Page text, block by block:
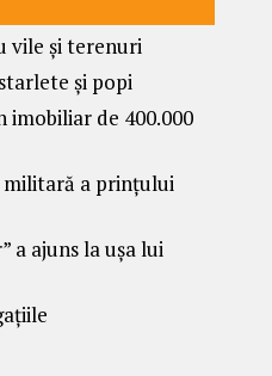
vile și terenuri
și popi
imobiliar de 400.000
militară a prințului
a ajuns la ușa lui